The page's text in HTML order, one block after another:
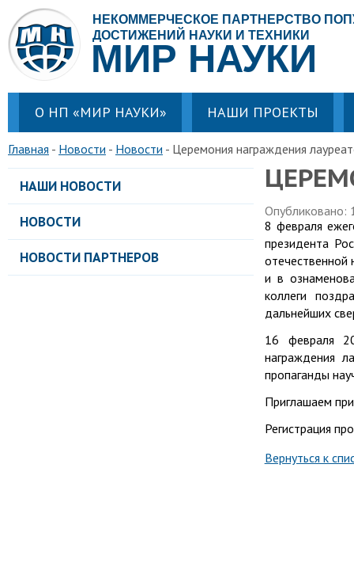
НЕКОММЕРЧЕСКОЕ ПАРТНЕРСТВО
ДОСТИЖЕНИЙ НАУКИ И ТЕХНИКИ
МИР НАУКИ
О НП «МИР НАУКИ» НАШИ ПРОЕКТЫ
Главная Новости Новости Церемония награждения
НАШИ НОВОСТИ
НОВОСТИ
НОВОСТИ ПАРТНЕРОВ
Опубликовано:
8 февраля
президента
отечественной
и в
коллеги
дальнейших
16 февраля
награждения
пропаганды
Приглашаем
Регистрация
Вернуться к